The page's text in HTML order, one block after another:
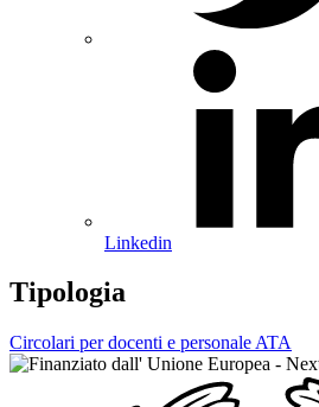
Linkedin
Tipologia
Circolari per docenti e personale ATA